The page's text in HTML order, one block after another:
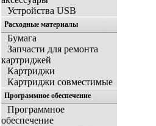
Устройства USB
Расходные материалы
Бумага
Запчасти для ремонта
картриджей
Картриджи
Картриджи совместимые
Программное обеспечение
Программное
обеспечение